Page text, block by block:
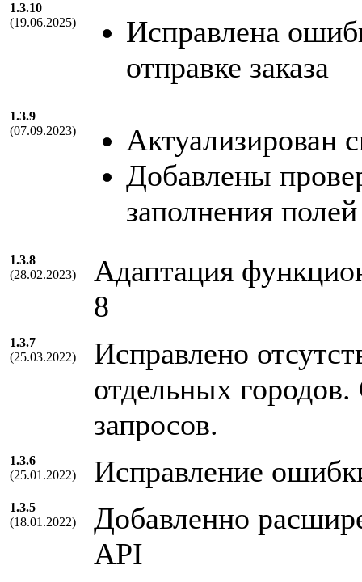
1.3.10
(19.06.2025)
Исправлена
отправке заказа
1.3.9
(07.09.2023)
Актуализирован
Добавлены
заполнения
1.3.8
(28.02.2023)
Адаптация
8
1.3.7
(25.03.2022)
Исправлено
отдельных
запросов.
1.3.6
(25.01.2022)
Исправление
1.3.5
(18.01.2022)
Добавленно
API